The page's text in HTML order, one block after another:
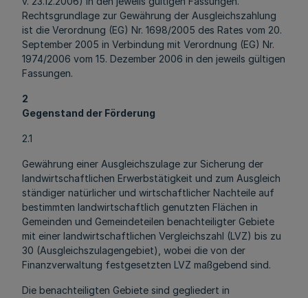
Rechtsgrundlage zur Gewährung der Ausgleichszahlung
ist die Verordnung (EG) Nr. 1698/2005 des Rates vom 20.
September 2005 in Verbindung mit Verordnung (EG) Nr.
1974/2006 vom 15. Dezember 2006 in den jeweils gültigen
Fassungen.
2
Gegenstand der Förderung
2.1
Gewährung einer Ausgleichszulage zur Sicherung der
landwirtschaftlichen Erwerbstätigkeit und zum Ausgleich
ständiger natürlicher und wirtschaftlicher Nachteile auf
bestimmten landwirtschaftlich genutzten Flächen in
Gemeinden und Gemeindeteilen benachteiligter Gebiete
mit einer landwirtschaftlichen Vergleichszahl (LVZ) bis zu
30 (Ausgleichszulagengebiet), wobei die von der
Finanzverwaltung festgesetzten LVZ maßgebend sind.
Die benachteiligten Gebiete sind gegliedert in